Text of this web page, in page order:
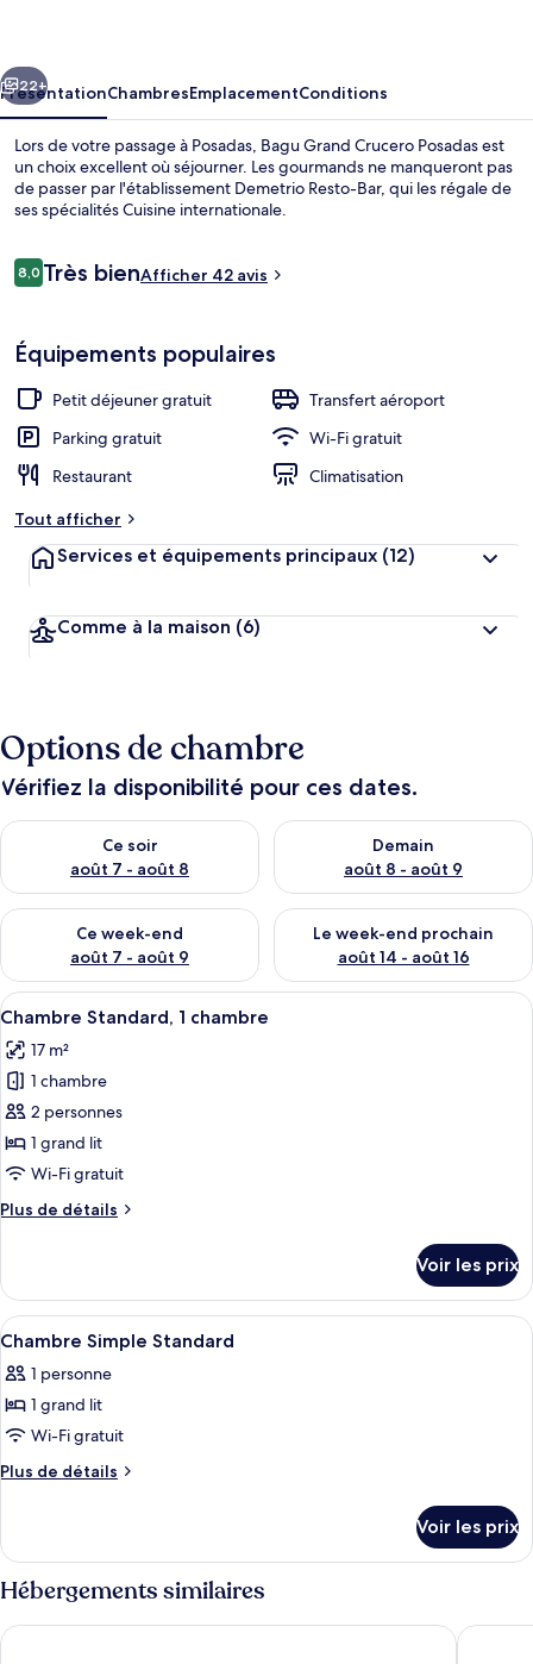
Suivant
22+
PrésentationChambresEmplacementConditions
Lors de votre passage à Posadas, Bagu Grand Crucero Posadas est
un choix excellent où séjourner. Les gourmands ne manqueront pas
de passer par l'établissement Demetrio Resto-Bar, qui les régale de
ses spécialités Cuisine internationale.
Avis
voyageurs
8,08,0 sur 10
Très bienAfficher 42 avis
Équipements populaires
Petit déjeuner gratuit
Transfert aéroport
Parking gratuit
Wi-Fi gratuit
Restaurant
Climatisation
Tout afficher
Services et équipements principaux (12)
Comme à la maison (6)
Options de chambre
Vérifiez la disponibilité pour ces dates.
Ce soir
août 7 - août 8
Vérifier la disponibilité pour ce soir août 7 - août 8
Demain
août 8 - août 9
Vérifier la disponibilité pour
Ce week-end
août 7 - août 9
Vérifier la disponibilité pour ce week-end août 7 - août 9
Le week-end prochain
août 14 - août 16
Vérifier la disponibilité pour
Afficher
toutes
les
photos
pour
ce
type
chambre :
chambre
Chambre Standard, 1 chambre |
4
Chambre Standard, 1 chambre
17 m²
1 chambre
2 personnes
1 grand lit
Wi-Fi gratuit
Plus de détails
Plus
le
type
de
Chambre
Standard,
chambre
Voir les prix
Afficher
toutes
les
photos
pour
ce
chambre :
Chambre
Simple
Standard
Chambre Simple Standard |
2
Chambre Simple Standard
1 personne
1 grand lit
Wi-Fi gratuit
Plus de détails
Plus
le
type
de
chambre
Chambre
Voir les prix
Hébergements similaires
Continental Posadas Hotel Hotel